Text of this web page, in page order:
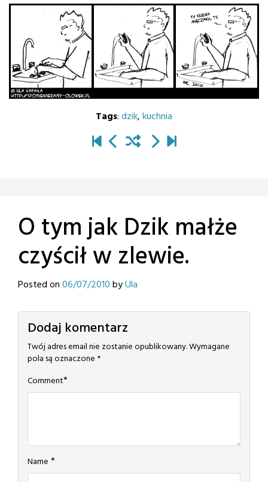
Tags:dzik,kuchnia
O tym jak Dzik małże
czyścił w zlewie.
Posted on06/07/2010byUla
Dodaj komentarz
Twój adres email nie zostanie opublikowany.Wymagane
pola są oznaczone *
Comment*
Name *